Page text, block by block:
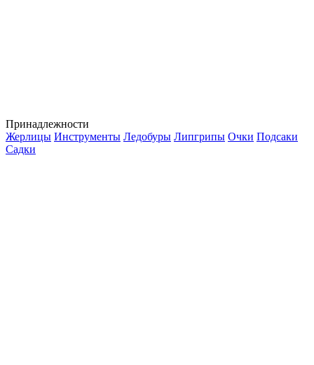
Принадлежности
Жерлицы Инструменты Ледобуры Липгрипы Очки Подсаки
Садки